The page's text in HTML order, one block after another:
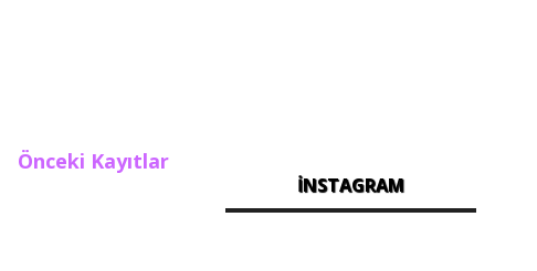
Önceki Kayıtlar
İNSTAGRAM